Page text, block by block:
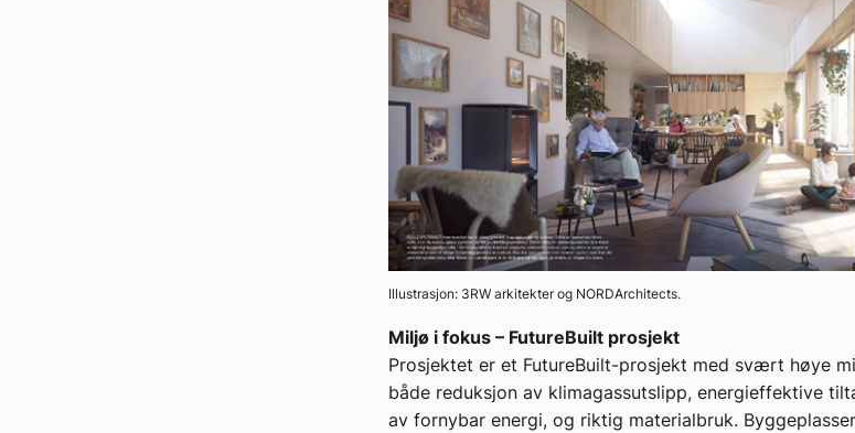
Illustrasjon: 3RW arkitekter og NORDArchitects.
Miljø i fokus – FutureBuilt prosjekt
Prosjektet er et FutureBuilt-prosjekt med svært høye
både reduksjon av klimagassutslipp, energieffektive
av fornybar energi, og riktig materialbruk.